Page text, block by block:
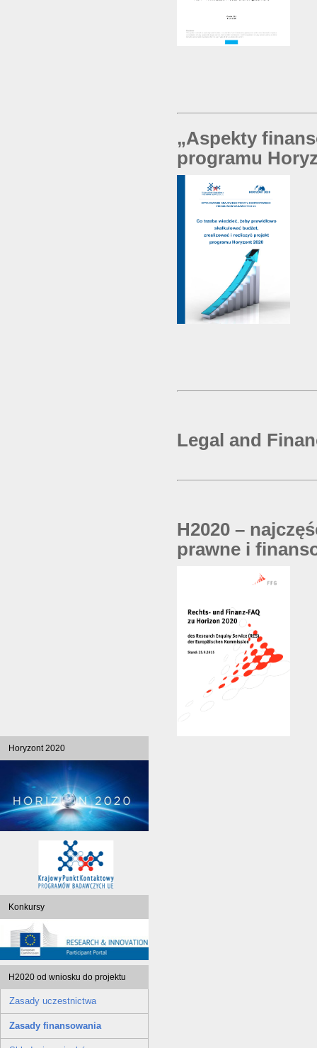
„Aspekty
programu
Legal and
H2020 –
prawne i
Horyzont 2020
Konkursy
H2020 od wniosku do projektu
Zasady uczestnictwa
Zasady finansowania